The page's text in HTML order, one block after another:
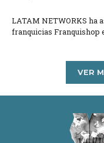
LATAM NETWORKS ha
franquicias Franquishop
VER